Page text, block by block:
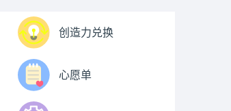
创造力兑换
心愿单